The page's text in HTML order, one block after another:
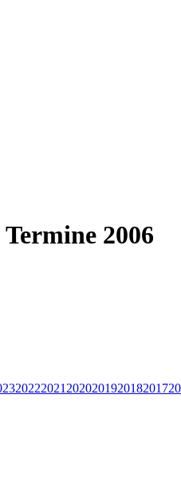
2006
20222021 2020201920182017